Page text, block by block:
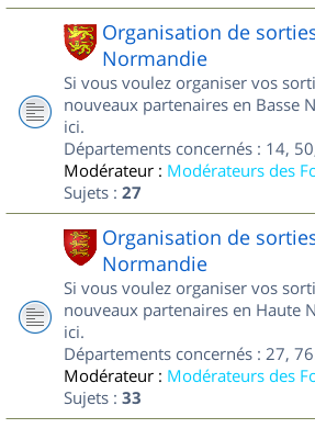
Organisation de
Normandie
Si vous voulez organiser vos
nouveaux partenaires en Basse
ici.
Départements concernés : 14,
Modérateur : Modérateurs des
Sujets : 27
Organisation de
Normandie
Si vous voulez organiser vos
nouveaux partenaires en Haute
ici.
Départements concernés : 27,
Modérateur : Modérateurs des
Sujets : 33